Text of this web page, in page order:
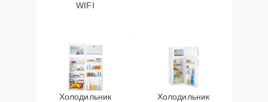
WIFI
Холодильник
Холодильник